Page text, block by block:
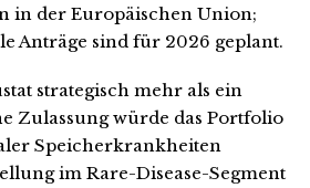
in der Europäischen Union;
Anträge sind für 2026 geplant.
strategisch mehr als ein
Zulassung würde das Portfolio
Speicherkrankheiten
im Rare-Disease-Segment